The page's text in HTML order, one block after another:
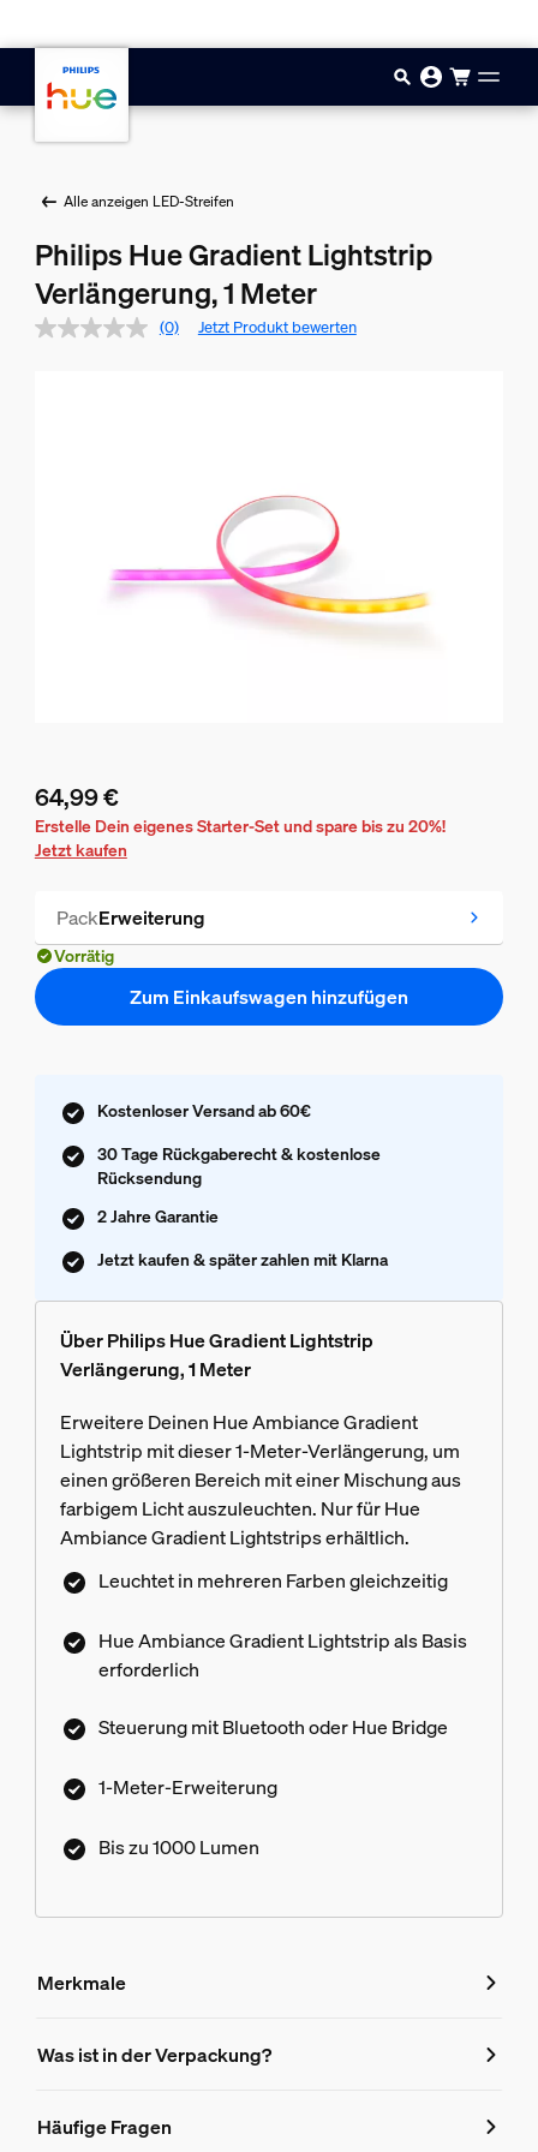
Alle anzeigen LED-Streifen
Philips Hue Gradient Lightstrip
Verlängerung, 1 Meter
(0) Jetzt Produkt bewerten
Aktueller Preis ist 64,99 €
64,99 €
Erstelle Dein eigenes Starter-Set und spare bis zu 20%!
Jetzt kaufen
PackErweiterung
Vorrätig
Zum Einkaufswagen hinzufügen
Kostenloser Versand ab 60€
30 Tage Rückgaberecht & kostenlose
Rücksendung
2 Jahre Garantie
Jetzt kaufen & später zahlen mit Klarna
Über Philips Hue Gradient Lightstrip
Verlängerung, 1 Meter
Erweitere Deinen Hue Ambiance Gradient
Lightstrip mit dieser 1-Meter-Verlängerung, um
einen größeren Bereich mit einer Mischung aus
farbigem Licht auszuleuchten. Nur für Hue
Ambiance Gradient Lightstrips erhältlich.
Leuchtet in mehreren Farben gleichzeitig
Hue Ambiance Gradient Lightstrip als Basis
erforderlich
Steuerung mit Bluetooth oder Hue Bridge
1-Meter-Erweiterung
Bis zu 1000 Lumen
Merkmale
Merkmale
8719514339989
Was ist in der Verpackung?
Häufige Fragen